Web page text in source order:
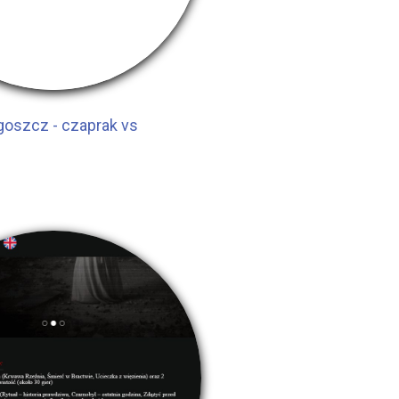
- czaprak vs